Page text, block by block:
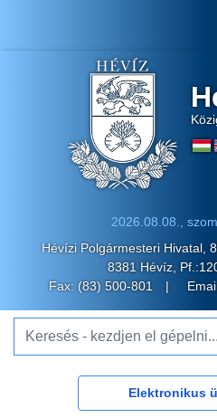
2026.08.08.,
Hévízi Polgármesteri Hivatal,
8381 Hévíz,
Fax: (83) 500-801
Elektronikus